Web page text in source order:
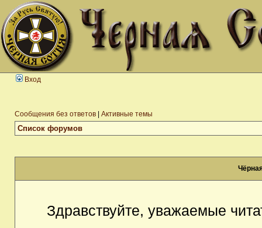
Вход
Сообщения без ответов Активные темы
Список форумов
Здравствуйте, уважаемые